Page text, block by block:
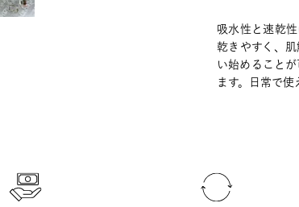
吸水性と速乾
乾きやすく、
い始めること
ます。日常で使